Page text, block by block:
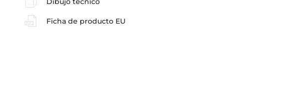
Ficha de producto EU